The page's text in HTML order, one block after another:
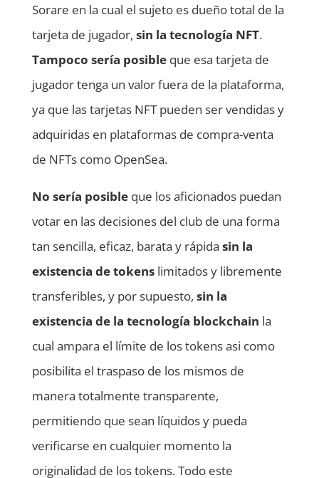
Sorare en la cual el sujeto es dueño total de la
tarjeta de jugador, sin la tecnología NFT.
Tampoco sería posibleque esa tarjeta de
jugador tenga un valor fuera de la plataforma,
ya que las tarjetas NFT pueden ser vendidas y
adquiridas en plataformas de compra-venta
de NFTs como OpenSea.
No sería posibleque los aficionados puedan
votar en las decisiones del club de una forma
tan sencilla, eficaz, barata y rápida sin la
existencia de tokens limitados y libremente
transferibles, y por supuesto, sin la
existencia de la tecnología blockchain la
cual ampara el límite de los tokens asi como
posibilita el traspaso de los mismos de
manera totalmente transparente,
permitiendo que sean líquidos y pueda
verificarse en cualquier momento la
originalidad de los tokens. Todo este